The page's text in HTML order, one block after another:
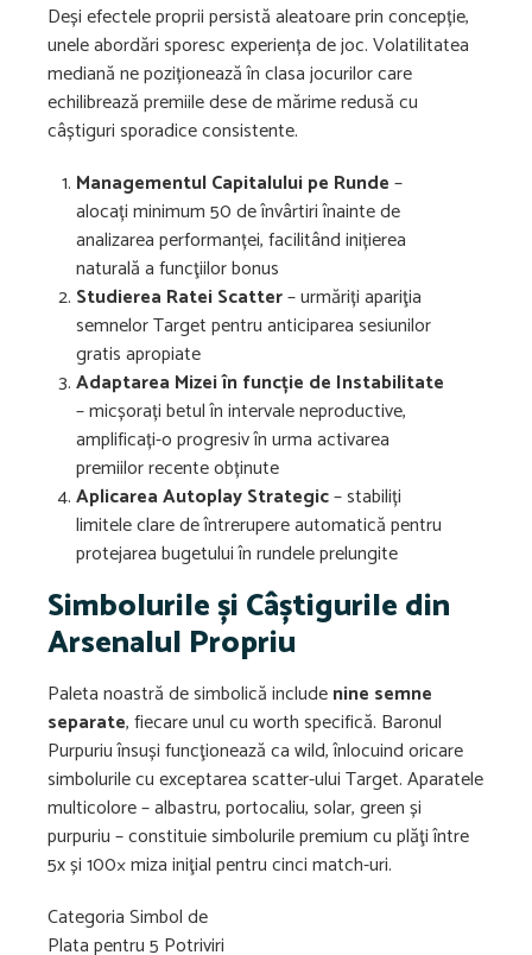
Deși efectele proprii persistă aleatoare prin concepție,
unele abordări sporesc experiența de joc. Volatilitatea
mediană ne poziționează în clasa jocurilor care
echilibrează premiile dese de mărime redusă cu
câștiguri sporadice consistente.
Managementul Capitalului pe Runde–
alocați minimum 50 de învârtiri înainte de
analizarea performanței, facilitând inițierea
naturală a funcţiilor bonus
Studierea Ratei Scatter– urmăriți apariţia
semnelor Target pentru anticiparea sesiunilor
gratis apropiate
Adaptarea Mizei în funcție de Instabilitate
– micșorați betul în intervale neproductive,
amplificați-o progresiv în urma activarea
premiilor recente obținute
Aplicarea Autoplay Strategic– stabiliți
limitele clare de întrerupere automatică pentru
protejarea bugetului în rundele prelungite
Simbolurile și Câștigurile din
Arsenalul Propriu
Paleta noastră de simbolică includenine semne
separate, fiecare unul cu worth specifică. Baronul
Purpuriu însuși funcţionează ca wild, înlocuind oricare
simbolurile cu exceptarea scatter-ului Target. Aparatele
multicolore – albastru, portocaliu, solar, green și
purpuriu – constituie simbolurile premium cu plăţi între
5x și 100× miza iniţial pentru cinci match-uri.
Categoria Simbol de
Plata pentru 5 Potriviri